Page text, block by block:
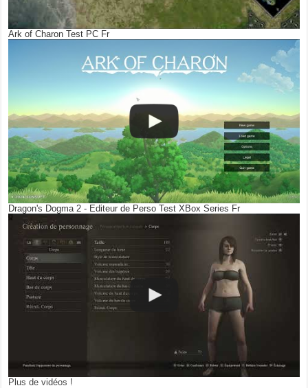
Ark of Charon Test PC Fr
Dragon's Dogma 2 - Editeur de Perso Test XBox Series Fr
Plus de vidéos !